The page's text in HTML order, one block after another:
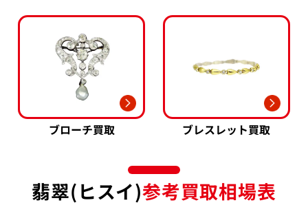
ブローチ買取 ブレスレット買取
翡翠(ヒスイ)参考買取相場表